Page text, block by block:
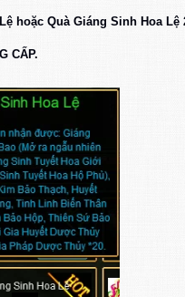
hoặc Quà Giáng Sinh Hoa Lệ
CẤP.